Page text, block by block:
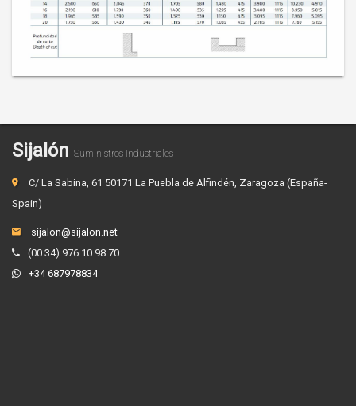
Sijalón Suministros Industriales
C/ La Sabina, 61 50171 La Puebla de Alfindén, Zaragoza (España-
Spain)
sijalon@sijalon.net
(00 34) 976 10 98 70
+34 687978834